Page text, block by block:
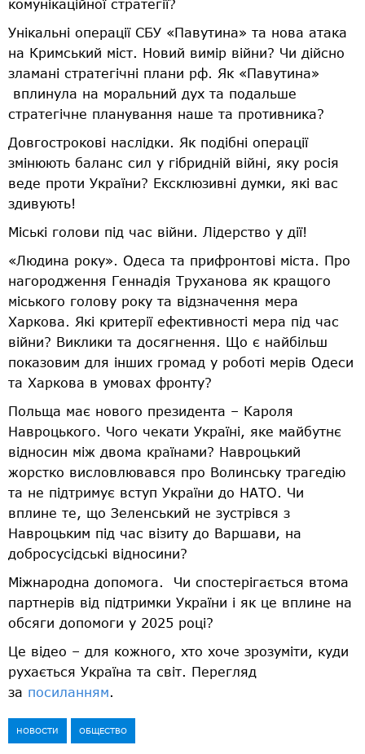
комунікаційної стратегії?
Унікальні операції СБУ «Павутина» та нова атака
на Кримський міст. Новий вимір війни? Чи дійсно
зламані стратегічні плани рф. Як «Павутина»
вплинула на моральний дух та подальше
стратегічне планування наше та противника?
Довгострокові наслідки. Як подібні операції
змінюють баланс сил у гібридній війні, яку росія
веде проти України? Ексклюзивні думки, які вас
здивують!
Міські голови під час війни. Лідерство у дії!
«Людина року». Одеса та прифронтові міста. Про
нагородження Геннадія Труханова як кращого
міського голову року та відзначення мера
Харкова. Які критерії ефективності мера під час
війни? Виклики та досягнення. Що є найбільш
показовим для інших громад у роботі мерів Одеси
та Харкова в умовах фронту?
Польща має нового президента – Кароля
Навроцького. Чого чекати Україні, яке майбутнє
відносин між двома країнами? Навроцький
жорстко висловлювався про Волинську трагедію
та не підтримує вступ України до НАТО. Чи
вплине те, що Зеленський не зустрівся з
Навроцьким під час візиту до Варшави, на
добросусідські відносини?
Міжнародна допомога. Чи спостерігається втома
партнерів від підтримки України і як це вплине на
обсяги допомоги у 2025 році?
Це відео – для кожного, хто хоче зрозуміти, куди
рухається Україна та світ. Перегляд
за посиланням.
НОВОСТИ ОБЩЕСТВО